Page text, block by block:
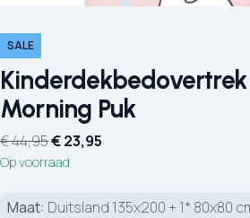
SALE
Kinderdekbedovertrek
Morning Puk
€44,95Oorspronkelijke prijs was: €
€23,95
Op voorraad
Maat: Duitsland 135x200 + 1* 80x80